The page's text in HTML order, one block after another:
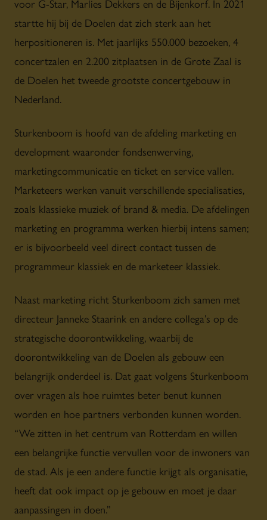
voor G-Star, Marlies Dekkers en de Bijenkorf. In 2021
startte hij bij de Doelen dat zich sterk aan het
herpositioneren is. Met jaarlijks 550.000 bezoeken, 4
concertzalen en 2.200 zitplaatsen in de Grote Zaal is
de Doelen het tweede grootste concertgebouw in
Nederland.
Sturkenboom is hoofd van de afdeling marketing en
development waaronder fondsenwerving,
marketingcommunicatie en ticket en service vallen.
Marketeers werken vanuit verschillende specialisaties,
zoals klassieke muziek of brand & media. De afdelingen
marketing en programma werken hierbij intens samen;
er is bijvoorbeeld veel direct contact tussen de
programmeur klassiek en de marketeer klassiek.
Naast marketing richt Sturkenboom zich samen met
directeur Janneke Staarink en andere collega’s op de
strategische doorontwikkeling, waarbij de
doorontwikkeling van de Doelen als gebouw een
belangrijk onderdeel is. Dat gaat volgens Sturkenboom
over vragen als hoe ruimtes beter benut kunnen
worden en hoe partners verbonden kunnen worden.
“We zitten in het centrum van Rotterdam en willen
een belangrijke functie vervullen voor de inwoners van
de stad. Als je een andere functie krijgt als organisatie,
heeft dat ook impact op je gebouw en moet je daar
aanpassingen in doen.”